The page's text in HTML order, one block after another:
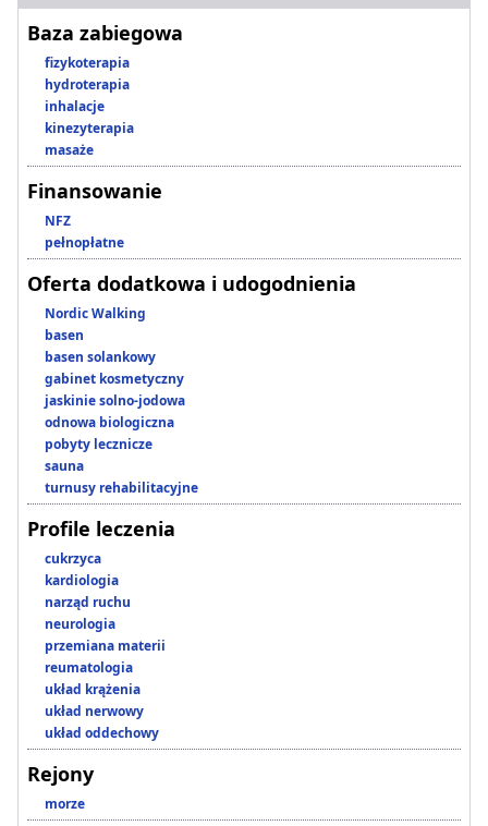
Baza zabiegowa
fizykoterapia
hydroterapia
inhalacje
kinezyterapia
masaże
Finansowanie
NFZ
pełnopłatne
Oferta dodatkowa i udogodnienia
Nordic Walking
basen
basen solankowy
gabinet kosmetyczny
jaskinie solno-jodowa
odnowa biologiczna
pobyty lecznicze
sauna
turnusy rehabilitacyjne
Profile leczenia
cukrzyca
kardiologia
narząd ruchu
neurologia
przemiana materii
reumatologia
układ krążenia
układ nerwowy
układ oddechowy
Rejony
morze